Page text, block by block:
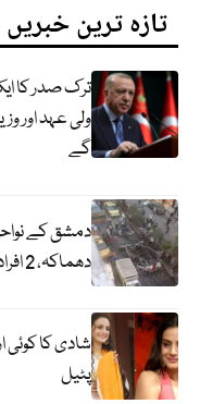
تازہ ترین خبریں
ترک صدر کا
ولی عہد اور
گے
دمشق کے
دھماکہ، 2 افراد جاں بحق، متعدد زخمی
شادی کا کوئی
پٹیل